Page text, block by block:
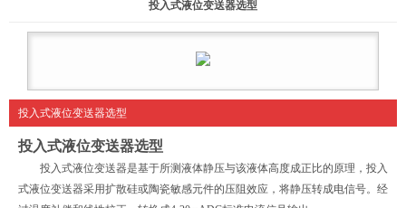
投入式液位变送器选型
投入式液位变送器选型
投入式液位变送器选型
投入式液位变送器是基于所测液体静压与该液体高度成正比的原理，投入
式液位变送器采用扩散硅或陶瓷敏感元件的压阻效应，将静压转成电信号。经